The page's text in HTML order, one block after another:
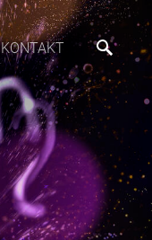
KONTAKT